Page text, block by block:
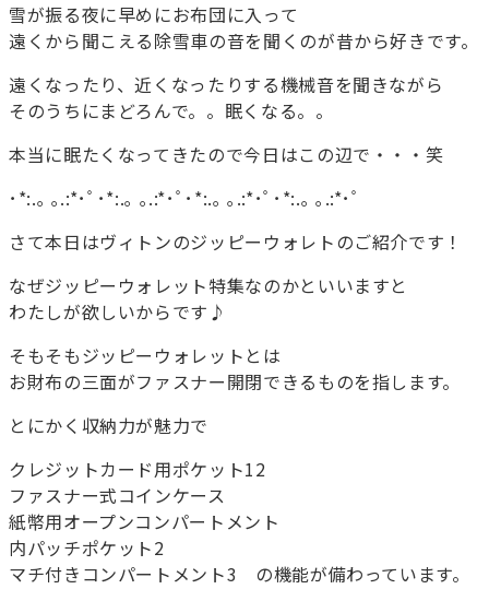
雪が振る夜に早めにお布団に入って
遠くから聞こえる除雪車の音を聞くのが昔から好きです。
遠くなったり、近くなったりする機械音を聞きながら
そのうちにまどろんで。。眠くなる。。
本当に眠たくなってきたので今日はこの辺で・・・笑
･*:.｡ ｡.:*･ﾟ･*:.｡ ｡.:*･ﾟ･*:.｡ ｡.:*･ﾟ･*:.｡ ｡.:*･ﾟ
さて本日はヴィトンのジッピーウォレトのご紹介です！
なぜジッピーウォレット特集なのかといいますと
わたしが欲しいからです♪
そもそもジッピーウォレットとは
お財布の三面がファスナー開閉できるものを指します。
とにかく収納力が魅力で
クレジットカード用ポケット12
ファスナー式コインケース
紙幣用オープンコンパートメント
内パッチポケット2
マチ付きコンパートメント3 の機能が備わっています。